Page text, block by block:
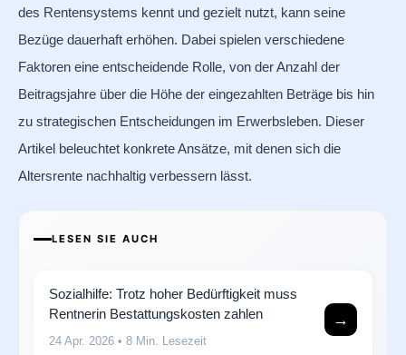
des Rentensystems kennt und gezielt nutzt, kann seine
Bezüge dauerhaft erhöhen. Dabei spielen verschiedene
Faktoren eine entscheidende Rolle, von der Anzahl der
Beitragsjahre über die Höhe der eingezahlten Beträge bis hin
zu strategischen Entscheidungen im Erwerbsleben. Dieser
Artikel beleuchtet konkrete Ansätze, mit denen sich die
Altersrente nachhaltig verbessern lässt.
LESEN SIE AUCH
Sozialhilfe: Trotz hoher Bedürftigkeit muss
Rentnerin Bestattungskosten zahlen
24 Apr. 2026 • 8 Min. Lesezeit
→